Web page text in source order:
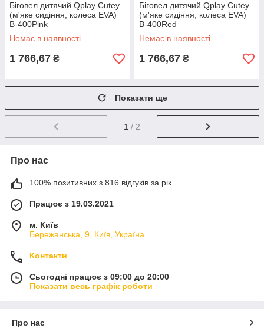
Біговел дитячий Qplay Cutey
(м'яке сидіння, колеса EVA)
B-400Pink
Немає в наявності
1 766,67 ₴
Біговел дитячий Qplay Cutey
(м'яке сидіння, колеса EVA)
B-400Red
Немає в наявності
1 766,67 ₴
Показати ще
1 / 2
Про нас
100% позитивних з 816 відгуків за рік
Працює з 19.03.2021
м. Київ
Бережанська, 9, Київ, Україна
Контакти
Сьогодні працює з 09:00 до 20:00
Показати весь графік роботи
Про нас